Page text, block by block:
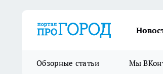
Обзорные статьи Мы